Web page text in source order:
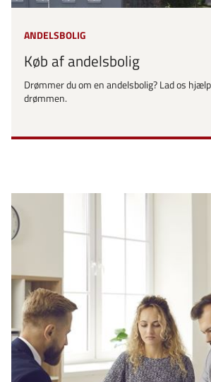
ANDELSBOLIG
Køb af andelsbolig
Drømmer du om en andelsbolig? Lad os
drømmen.